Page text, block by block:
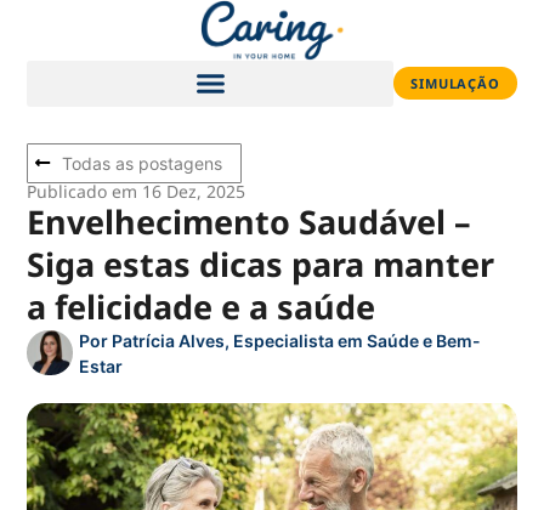
SIMULAÇÃO
Todas as postagens
Publicado em 16 Dez, 2025
Envelhecimento Saudável –
Siga estas dicas para manter
a felicidade e a saúde
Por Patrícia Alves, Especialista em Saúde e Bem-
Estar